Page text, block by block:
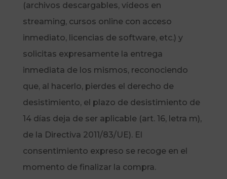
(archivos descargables, vídeos en
streaming, cursos online con acceso
inmediato, licencias de software, etc.) y
solicitas expresamente la entrega
inmediata de los mismos, reconociendo
que, al hacerlo, pierdes el derecho de
desistimiento, el plazo de desistimiento de
14 días deja de ser aplicable (art. 16, letra m),
de la Directiva 2011/83/UE). El
consentimiento expreso se recoge en el
momento de finalizar la compra.